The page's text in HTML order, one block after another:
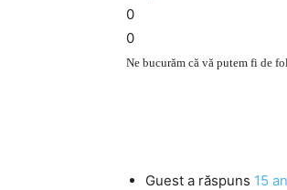
0
0
Ne bucurăm că vă putem fi de
Guest a răspuns 15